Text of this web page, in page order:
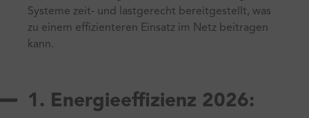
Systeme zeit‑ und lastgerecht bereitgestellt, was
zu einem effizienteren Einsatz im Netz beitragen
kann.
1. Energieeffizienz 2026: